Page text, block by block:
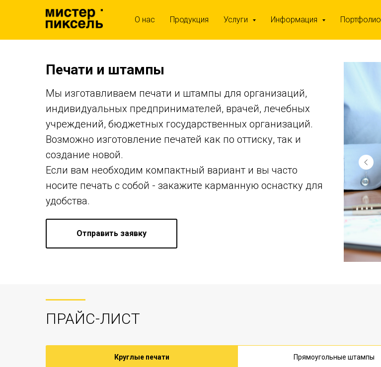
О нас Продукция Услуги Информация Портфолио
Печати и штампы
Мы изготавливаем печати и штампы для организаций,
индивидуальных предпринимателей, врачей, лечебных
учреждений, бюджетных государственных организаций.
Возможно изготовление печатей как по оттиску, так и
создание новой.
Если вам необходим компактный вариант и вы часто
носите печать с собой - закажите карманную оснастку для
удобства.
Отправить заявку
ПРАЙС-ЛИСТ
Круглые печати Прямоугольные штампы